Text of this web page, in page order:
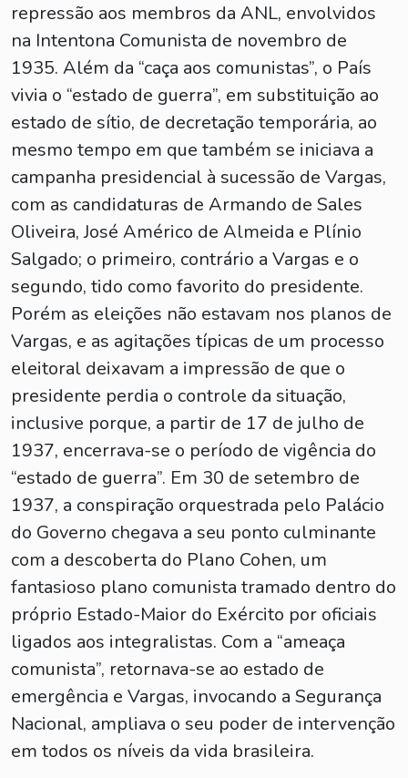
repressão aos membros da ANL, envolvidos
na Intentona Comunista de novembro de
1935. Além da “caça aos comunistas”, o País
vivia o “estado de guerra”, em substituição ao
estado de sítio, de decretação temporária, ao
mesmo tempo em que também se iniciava a
campanha presidencial à sucessão de Vargas,
com as candidaturas de Armando de Sales
Oliveira, José Américo de Almeida e Plínio
Salgado; o primeiro, contrário a Vargas e o
segundo, tido como favorito do presidente.
Porém as eleições não estavam nos planos de
Vargas, e as agitações típicas de um processo
eleitoral deixavam a impressão de que o
presidente perdia o controle da situação,
inclusive porque, a partir de 17 de julho de
1937, encerrava-se o período de vigência do
“estado de guerra”. Em 30 de setembro de
1937, a conspiração orquestrada pelo Palácio
do Governo chegava a seu ponto culminante
com a descoberta do Plano Cohen, um
fantasioso plano comunista tramado dentro do
próprio Estado-Maior do Exército por oficiais
ligados aos integralistas. Com a “ameaça
comunista”, retornava-se ao estado de
emergência e Vargas, invocando a Segurança
Nacional, ampliava o seu poder de intervenção
em todos os níveis da vida brasileira.